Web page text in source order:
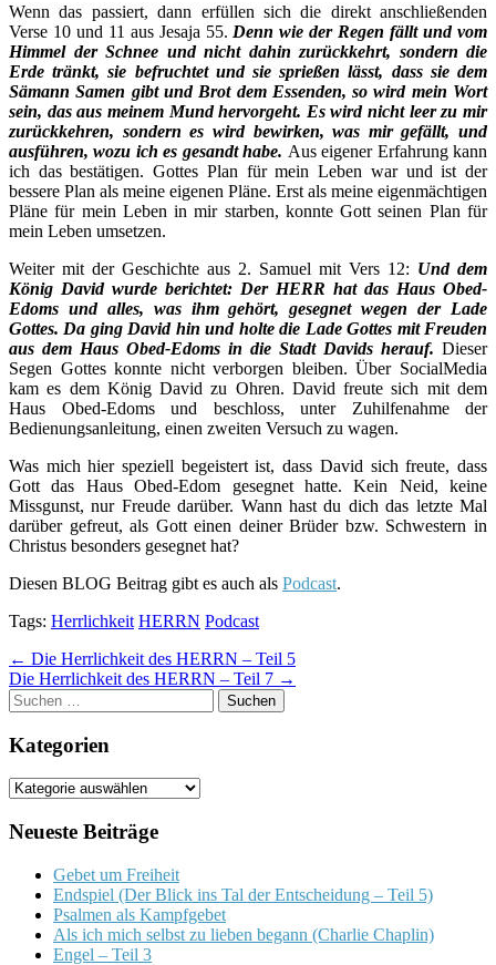
Wenn das passiert, dann erfüllen sich die direkt anschließenden
Verse 10 und 11 aus Jesaja 55. Denn wie der Regen fällt und vom
Himmel der Schnee und nicht dahin zurückkehrt, sondern die
Erde tränkt, sie befruchtet und sie sprießen lässt, dass sie dem
Sämann Samen gibt und Brot dem Essenden, so wird mein Wort
sein, das aus meinem Mund hervorgeht. Es wird nicht leer zu mir
zurückkehren, sondern es wird bewirken, was mir gefällt, und
ausführen, wozu ich es gesandt habe. Aus eigener Erfahrung kann
ich das bestätigen. Gottes Plan für mein Leben war und ist der
bessere Plan als meine eigenen Pläne. Erst als meine eigenmächtigen
Pläne für mein Leben in mir starben, konnte Gott seinen Plan für
mein Leben umsetzen.
Weiter mit der Geschichte aus 2. Samuel mit Vers 12: Und dem
König David wurde berichtet: Der HERR hat das Haus Obed-
Edoms und alles, was ihm gehört, gesegnet wegen der Lade
Gottes. Da ging David hin und holte die Lade Gottes mit Freuden
aus dem Haus Obed-Edoms in die Stadt Davids herauf. Dieser
Segen Gottes konnte nicht verborgen bleiben. Über SocialMedia
kam es dem König David zu Ohren. David freute sich mit dem
Haus Obed-Edoms und beschloss, unter Zuhilfenahme der
Bedienungsanleitung, einen zweiten Versuch zu wagen.
Was mich hier speziell begeistert ist, dass David sich freute, dass
Gott das Haus Obed-Edom gesegnet hatte. Kein Neid, keine
Missgunst, nur Freude darüber. Wann hast du dich das letzte Mal
darüber gefreut, als Gott einen deiner Brüder bzw. Schwestern in
Christus besonders gesegnet hat?
Diesen BLOG Beitrag gibt es auch als Podcast.
Tags: Herrlichkeit HERRN Podcast
Post
navigation
← Die Herrlichkeit des HERRN – Teil 5
Die Herrlichkeit des HERRN – Teil 7 →
Suchen
nach:
Kategorien
Kategorien
Neueste Beiträge
Gebet um Freiheit
Endspiel (Der Blick ins Tal der Entscheidung – Teil 5)
Psalmen als Kampfgebet
Als ich mich selbst zu lieben begann (Charlie Chaplin)
Engel – Teil 3